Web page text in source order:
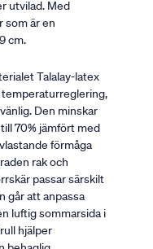
utvilad. Med
som är en
cm.
Talalay-latex
temperaturreglering,
Den minskar
70% jämfört med
förmåga
rak och
passar särskilt
går att anpassa
luftig sommarsida i
hjälper